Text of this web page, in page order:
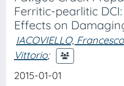
Ferritic-pearlitic
Effects on
IACOVIELLO, Francesco
Vittorio;
2015-01-01